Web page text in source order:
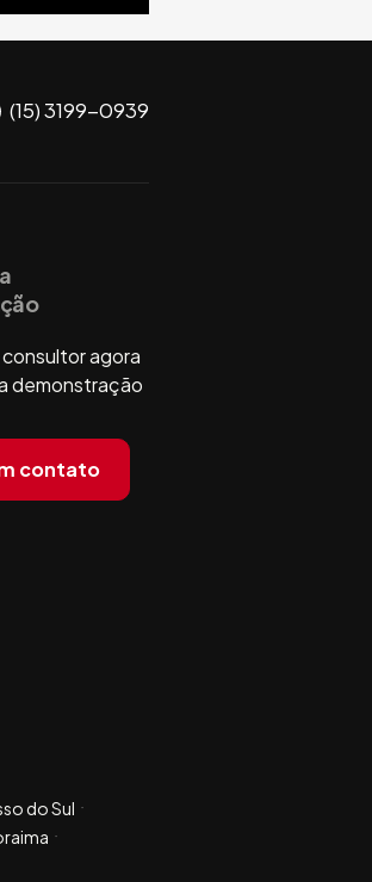
(15) 3199-0939
consultor agora
demonstração
contato
do Sul